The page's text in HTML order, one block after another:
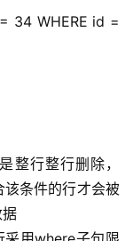
34 WHERE id =
行整行删除，
条件的行才会被